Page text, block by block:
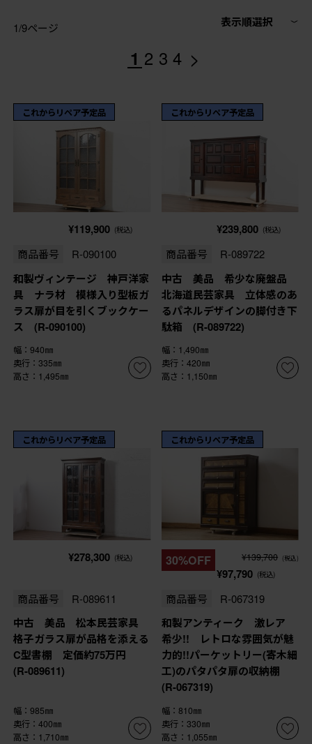
1/9ページ 表示順選択
1 2 3 4 >
これからリペア予定品
¥119,900 (税込)
商品番号 R-090100
和製ヴィンテージ 神戸洋家
具 ナラ材 模様入り型板ガ
ラス扉が目を引くブックケー
ス (R-090100)
幅：940㎜
奥行：335㎜
高さ：1,495㎜
これからリペア予定品
¥239,800 (税込)
商品番号 R-089722
中古 美品 希少な廃盤品
北海道民芸家具 立体感のあ
るパネルデザインの脚付き下
駄箱 (R-089722)
幅：1,490㎜
奥行：420㎜
高さ：1,150㎜
これからリペア予定品
¥278,300 (税込)
商品番号 R-089611
中古 美品 松本民芸家具
格子ガラス扉が品格を添える
C型書棚 定価約75万円
(R-089611)
幅：985㎜
奥行：400㎜
高さ：1,710㎜
これからリペア予定品
30%OFF ¥139,700 (税込)
¥97,790 (税込)
商品番号 R-067319
和製アンティーク 激レア
希少!! レトロな雰囲気が魅
力的!!パーケットリー(寄木細
工)のパタパタ扉の収納棚
(R-067319)
幅：810㎜
奥行：330㎜
高さ：1,055㎜